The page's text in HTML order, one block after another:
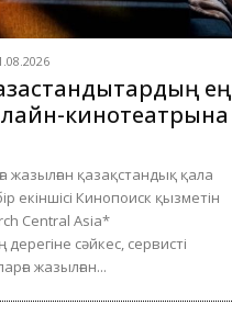
ең
кинотеатрына
жазылған қазақстандық қала
екіншісі Кинопоиск қызметін
Central Asia*
дерегіне сәйкес, сервисті
жазылған...